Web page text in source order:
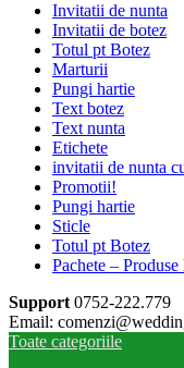
Invitatii de nunta
Invitatii de botez
Totul pt Botez
Marturii
Pungi hartie
Text botez
Text nunta
Etichete
invitatii de nunta
Promotii!
Pungi hartie
Sticle
Totul pt Botez
Pachete –
Support 0752-222.779
Email:
Toate categoriile